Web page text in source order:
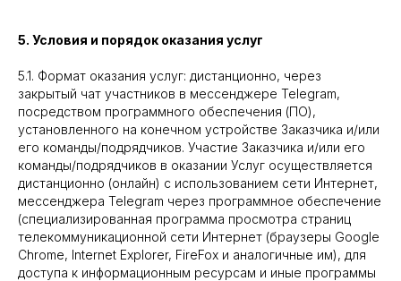
5. Условия и порядок оказания услуг
5.1. Формат оказания услуг: дистанционно, через
закрытый чат участников в мессенджере Telegram,
посредством программного обеспечения (ПО),
установленного на конечном устройстве Заказчика и/или
его команды/подрядчиков. Участие Заказчика и/или его
команды/подрядчиков в оказании Услуг осуществляется
дистанционно (онлайн) с использованием сети Интернет,
мессенджера Telegram через программное обеспечение
(специализированная программа просмотра страниц
телекоммуникационной сети Интернет (браузеры Google
Chrome, Internet Explorer, FireFox и аналогичные им), для
доступа к информационным ресурсам и иные программы